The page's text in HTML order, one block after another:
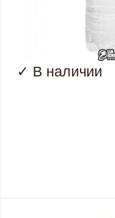
✓ В наличии